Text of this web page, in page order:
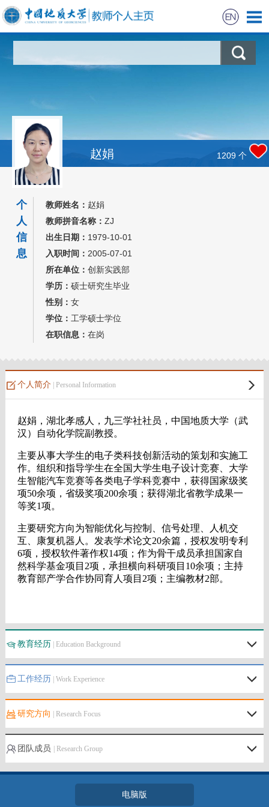
教学研究
获奖信息
学生信息
招生信息
我的相册
教师博客
赵娟 1209 个
个
人
信
息
教师姓名： 赵娟
教师拼音名称： ZJ
出生日期： 1979-10-01
入职时间： 2005-07-01
所在单位： 创新实践部
学历： 硕士研究生毕业
性别： 女
学位： 工学硕士学位
在职信息： 在岗
个人简介| Personal Information
教育经历 | Education Background
工作经历 | Work Experience
研究方向 | Research Focus
团队成员 | Research Group
电脑版